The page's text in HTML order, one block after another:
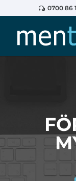
0700 86